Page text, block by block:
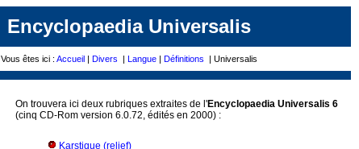
Encyclopaedia Universalis
Vous êtes ici : Accueil | Divers | Langue | Définitions | Universalis
On trouvera ici deux rubriques extraites de l'Encyclopaedia Universalis 6
(cinq CD-Rom version 6.0.72, édités en 2000) :
Karstique (relief)